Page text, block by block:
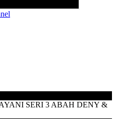
SERI 3 ABAH DENY &